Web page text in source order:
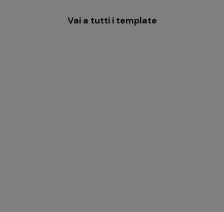
Vai a tutti i template